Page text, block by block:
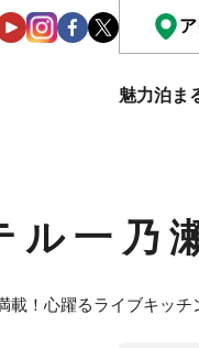
魅力泊ま
ル一乃
載！心躍るライブキッチ